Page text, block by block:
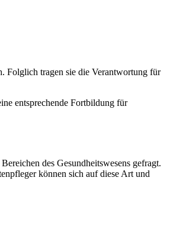
Folglich tragen sie die Verantwortung für
entsprechende Fortbildung für
des Gesundheitswesens gefragt.
können sich auf diese Art und